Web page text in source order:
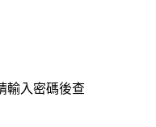
輸入密碼後查